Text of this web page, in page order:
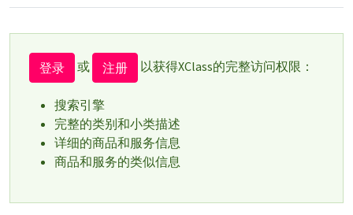
登录 或 注册 以获得XClass的完整访问权限：
搜索引擎
完整的类别和小类描述
详细的商品和服务信息
商品和服务的类似信息